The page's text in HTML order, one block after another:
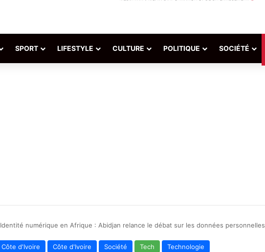
SPORT LIFESTYLE CULTURE POLITIQUE SOCIÉTÉ
Identité numérique en Afrique : Abidjan relance le débat sur les données personnelles
Côte d'Ivoire Côte d'Ivoire Société Tech Technologie